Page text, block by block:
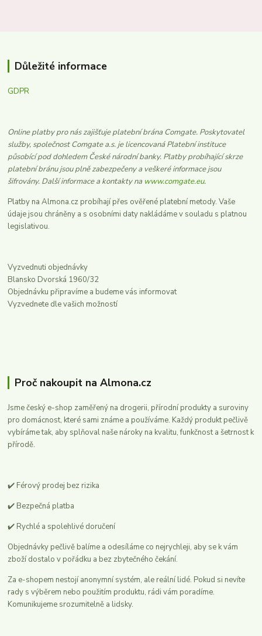
Důležité informace
GDPR
Online platby pro nás zajišťuje platební brána Comgate. Poskytovatel
služby, společnost Comgate a.s. je licencovaná Platební instituce
působící pod dohledem České národní banky. Platby probíhající skrze
platební bránu jsou plně zabezpečeny a veškeré informace jsou
šifrovány. Další informace a kontakty na www.comgate.eu.
Platby na Almona.cz probíhají přes ověřené platební metody. Vaše
údaje jsou chráněny a s osobními daty nakládáme v souladu s platnou
legislativou.
Vyzvednuti objednávky
Blansko Dvorská 1960/32
Objednávku připravíme a budeme vás informovat
Vyzvednete dle vašich možností
Proč nakoupit na Almona.cz
Jsme český e-shop zaměřený na drogerii, přírodní produkty a suroviny
pro domácnost, které sami známe a používáme. Každý produkt pečlivě
vybíráme tak, aby splňoval naše nároky na kvalitu, funkčnost a šetrnost k
přírodě.
✔️ Férový prodej bez rizika
✔️ Bezpečná platba
✔️ Rychlé a spolehlivé doručení
Objednávky pečlivě balíme a odesíláme co nejrychleji, aby se k vám
zboží dostalo v pořádku a bez zbytečného čekání.
Za e-shopem nestojí anonymní systém, ale reální lidé. Pokud si nevíte
rady s výběrem nebo použitím produktu, rádi vám poradíme.
Komunikujeme srozumitelně a lidsky.